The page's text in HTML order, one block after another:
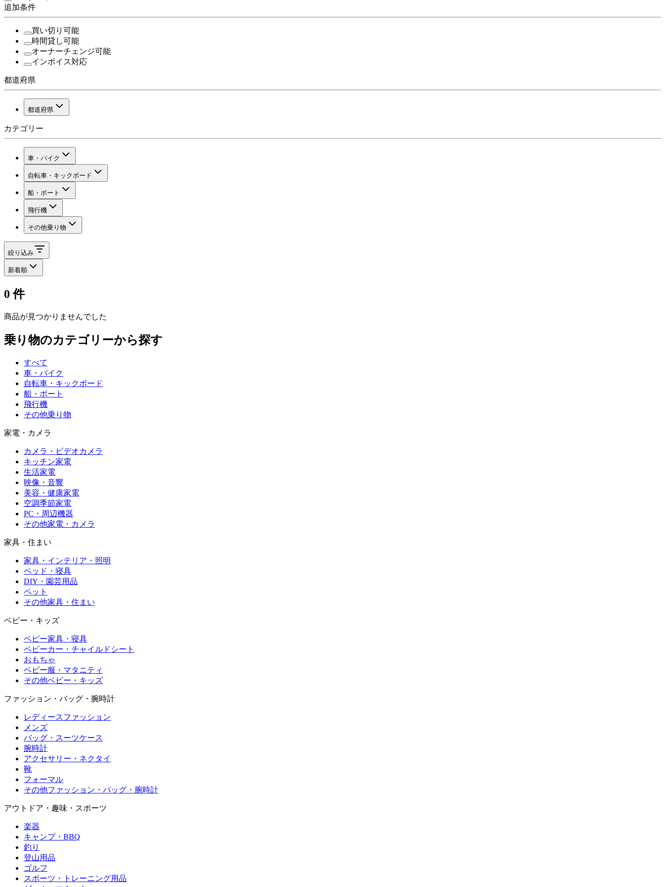
追加条件
買い切り可能
時間貸し可能
オーナーチェンジ可能
インボイス対応
都道府県
都道府県
カテゴリー
車・バイク
自転車・キックボード
船・ボート
飛行機
その他乗り物
絞り込み
新着順
0 件
商品が見つかりませんでした
乗り物のカテゴリーから探す
すべて
車・バイク
自転車・キックボード
船・ボート
飛行機
その他乗り物
家電・カメラ
カメラ・ビデオカメラ
キッチン家電
生活家電
映像・音響
美容・健康家電
空調季節家電
PC・周辺機器
その他家電・カメラ
家具・住まい
家具・インテリア・照明
ベッド・寝具
DIY・園芸用品
ペット
その他家具・住まい
ベビー・キッズ
ベビー家具・寝具
ベビーカー・チャイルドシート
おもちゃ
ベビー服・マタニティ
その他ベビー・キッズ
ファッション・バッグ・腕時計
レディースファッション
メンズ
バッグ・スーツケース
腕時計
アクセサリー・ネクタイ
靴
フォーマル
その他ファッション・バッグ・腕時計
アウトドア・趣味・スポーツ
楽器
キャンプ・BBQ
釣り
登山用品
ゴルフ
スポーツ・トレーニング用品